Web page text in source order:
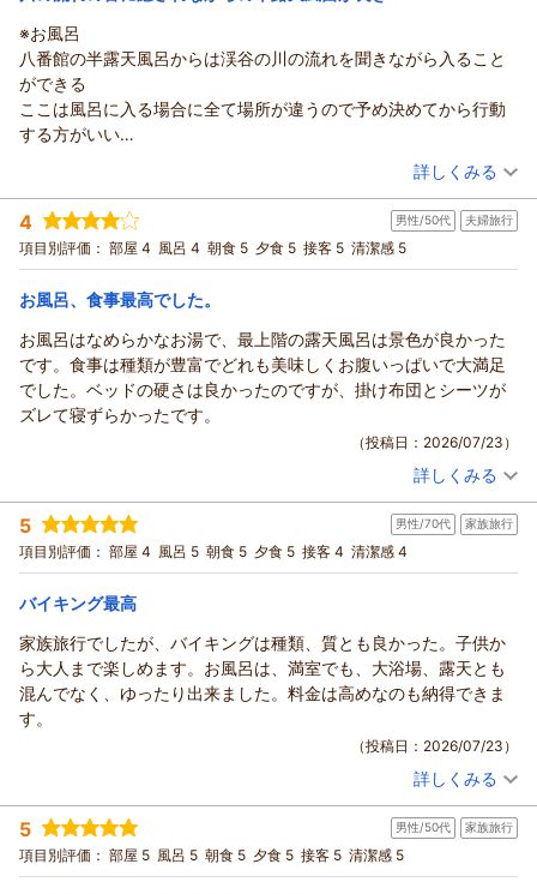
これからもより一層のサービス向上に努めて参ります。
アーサー様のまたのご来館を心よりお待ちしております。
ありがとうございました。
（返信日：2026/07/27）
鬼怒川温泉 あさやからの返信
つじ様
この度はご来館賜りまして、誠にありがとうございます。
数ある宿の中から当館をお選びいただけましたこと、大変光栄
に存じます。
ご滞在中はご快適にお過ごしいただけましたようで、何よりで
ございます。
ご滞在中何かご不便等はございませんでしたでしょうか。
何かございましたら、お気兼ねなくお申しつけいただければ幸
いに存じます。
これからもより良い宿作りのため、日々努力して参ります。
ありがとうございました。
（返信日：2026/07/27）
※お風呂
八番館の半露天風呂からは渓谷の川の流れを聞きながら入ること
ができる
ここは風呂に入る場合に全て場所が違うので予め決めてから行動
する方がいい
個人的には外が明るいうちに八番館風呂→夜に展望露天風呂→通
※食事
私自身ビュッフェ等の質が落ちる食事は好まない傾向の身として
は東の横綱と言われる程のホテルなのでどんなものなのか気にな
だがまぁやはりというか...期待してる人の為に言うが食べ放題と
いうものにそもそも質は求めてはいけない
そこら辺のホテルや店のビュッフェより少し良い程度
そして産地の強みを活かした産地限定or海鮮ビュッフェ等には当
然勝てていない
可もなく不可もなく安定して楽しめなにより豊富な品数を見て楽
・夕食ビュッフェのカニはただ水っぽく旨みが皆無
・ハーゲンダッツが食べ放題だが滅茶苦茶並ぶので注意
・皆がレビューで評価する朝カレーは本当に美味しい、期待して
※部屋
部屋は渓谷側の予約が取れなかったので景観は無いに等しく語れ
ないが部屋自体は清掃が細かく行き届き臭いなども特に感じなか
った
清潔感が感じられとても過ごしやすかった
館内についてだが、おみやげコーナーは充実していた
ゲームコーナーは画像等で見るものより規模が想像以上に小さく
UFOキャッチャーとスロットが少し、エアホッケーはあるが盛り
上がりそうな車系のレースゲームは無い
（投稿日：2026/07/24）
宿泊時期： 2026年07月宿泊 (恋人旅行)
投稿者： GODさん
宿泊プラン： 【ご夫婦・カップル】仲良しふたり旅★スパークリングワイン
＆オリジナルスイーツ付★夕食はバイキング♪♪
ツイン 朝・夕
宿泊価格帯： 23,001～24,000円(大人一人あたり/税込)
鬼怒川温泉 あさやからの返信
GOD様
この度はご来館賜りまして、誠にありがとうございます。
当館には空中庭園露天風呂の他、2ヶ所の大浴場がございます。
それぞれに趣の異なるお風呂ですので、どちらもお楽しみいた
また、スタッフの対応にお褒めのお言葉を頂戴し、大変励みに
なります。
当館のスタッフは「明るい笑顔・丁寧な挨拶・やさしく親切な
心遣い」をモットーにお客様をお迎えしております。
ご滞在中何かお困りのことがございましたら、お気兼ねなくお
これからもより良い宿作りに努めて参りますので、ご指導・ご
鞭撻の程よろしくお願いいたします。
GOD様のまたのご来館を心よりお待ちしております。
ありがとうございました。
（返信日：2026/07/25）
詳しくみる
4 男性/50代 夫婦旅行
項目別評価： 部屋 4 風呂 4 朝食 5 夕食 5 接客 5 清潔感 5
お風呂、食事最高でした。
お風呂はなめらかなお湯で、最上階の露天風呂は景色が良かった
です。食事は種類が豊富でどれも美味しくお腹いっぱいで大満足
でした。ベッドの硬さは良かったのですが、掛け布団とシーツが
ズレて寝ずらかったです。
（投稿日：2026/07/23）
投稿者： やまちゃんさん(男性/50代)
宿泊プラン： 【当館おすすめ】和・洋・中100種の豪華バイキング♪
ツイン
朝・夕
宿泊価格帯： 23,001～24,000円(大人一人あたり/税込)
やまちゃん様
この度はご来館賜りまして、誠にありがとうございます。
お部屋のお布団につきましては、ご不便をお掛けいたしまし
当館はアルカリ性単純温泉の自家源泉を所有しております。
お肌に良いとされ、筋肉痛や神経痛、疲労回復、健康増進等、
効能豊かな温泉でございます。
詳しくみる
5 男性/70代 家族旅行
項目別評価： 部屋 4 風呂 5 朝食 5 夕食 5 接客 4 清潔感 4
バイキング最高
家族旅行でしたが、バイキングは種類、質とも良かった。子供か
ら大人まで楽しめます。お風呂は、満室でも、大浴場、露天とも
混んでなく、ゆったり出来ました。料金は高めなのも納得できま
す。
（投稿日：2026/07/23）
投稿者： みさちゃんさん(男性/70代)
宿泊プラン： 【当館おすすめ】和・洋・中100種の豪華バイキング♪≪2026
年7月～≫
和室 朝・夕
宿泊価格帯： 24,001～25,000円(大人一人あたり/税込)
詳しくみる
5 男性/50代 家族旅行
項目別評価： 部屋 5 風呂 5 朝食 5 夕食 5 接客 5 清潔感 5